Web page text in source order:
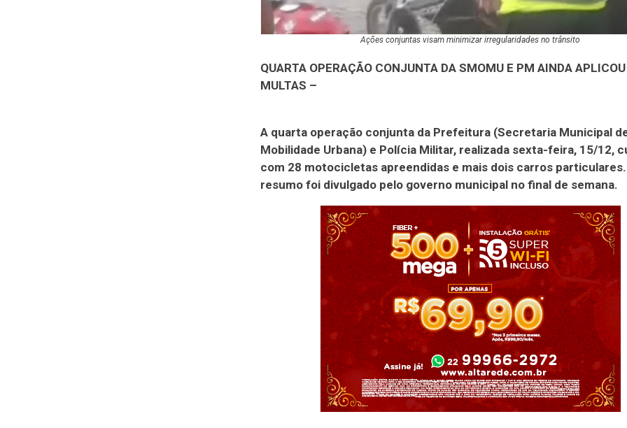
Ações conjuntas visam minimizar irregularidades no trânsito
QUARTA OPERAÇÃO CONJUNTA DA SMOMU E PM AINDA
MULTAS –
A quarta operação conjunta da Prefeitura (Secretaria Municipal
Mobilidade Urbana) e Polícia Militar, realizada sexta-feira, 15/12,
com 28 motocicletas apreendidas e mais dois carros particulares.
resumo foi divulgado pelo governo municipal no final de semana.